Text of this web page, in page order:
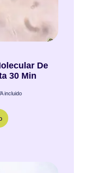
De
30 Min
incluido